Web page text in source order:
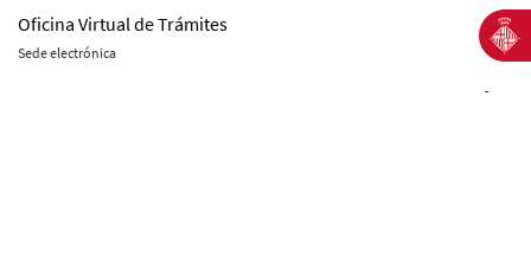
Oficina Virtual de Trámites
Sede electrónica
-